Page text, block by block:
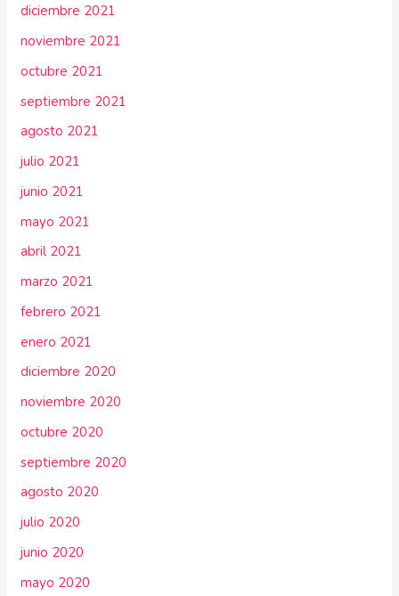
diciembre 2021
noviembre 2021
octubre 2021
septiembre 2021
agosto 2021
julio 2021
junio 2021
mayo 2021
abril 2021
marzo 2021
febrero 2021
enero 2021
diciembre 2020
noviembre 2020
octubre 2020
septiembre 2020
agosto 2020
julio 2020
junio 2020
mayo 2020